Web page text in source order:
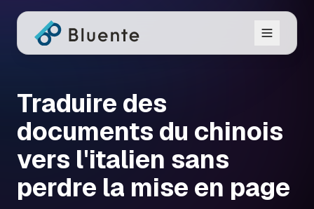
Traduire des
documents du chinois
vers l'italien sans
perdre la mise en page